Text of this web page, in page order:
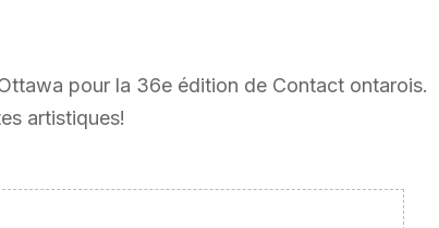
pour la 36e édition de Contact ontarois.
artistiques!